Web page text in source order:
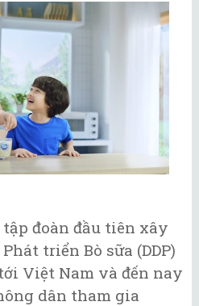
đoàn đầu tiên xây
triển Bò sữa (DDP)
Việt Nam và đến nay
dân tham gia